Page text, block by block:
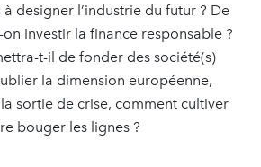
designer l’industrie du futur ? De
investir la finance responsable ?
t-il de fonder des société(s)
la dimension européenne,
sortie de crise, comment cultiver
bouger les lignes ?